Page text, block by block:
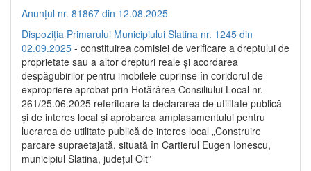
Anunțul nr. 81867 din 12.08.2025
Dispoziția Primarului Municipiului Slatina nr. 1245 din
02.09.2025 - constituirea comisiei de verificare a dreptului de
proprietate sau a altor drepturi reale și acordarea
despăgubirilor pentru imobilele cuprinse în coridorul de
expropriere aprobat prin Hotărârea Consiliului Local nr.
261/25.06.2025 referitoare la declararea de utilitate publică
și de interes local și aprobarea amplasamentului pentru
lucrarea de utilitate publică de interes local „Construire
parcare supraetajată, situată în Cartierul Eugen Ionescu,
municipiul Slatina, județul Olt”